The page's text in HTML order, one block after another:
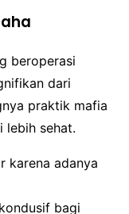
beroperasi
dari
praktik mafia
lebih sehat.
karena adanya
bagi